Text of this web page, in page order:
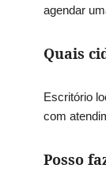
agendar
Quais
Escritório
com
Posso